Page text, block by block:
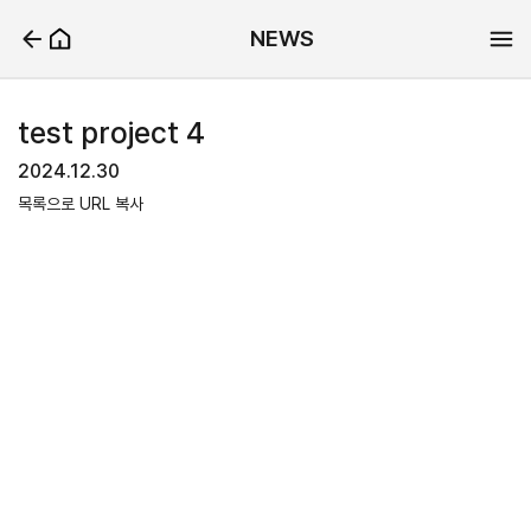
NEWS
test project 4
2024.12.30
목록으로 URL 복사